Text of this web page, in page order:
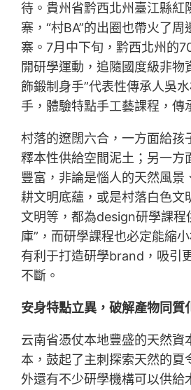
待。貴州省黔西北州臺江縣紅
寨，“村BA”的出圈也帶火了周
寨。7月中下旬，黔西北州的
開研學運動，追隨國度級非物
飾鍛制身手”代表性傳承人吳
手，體驗特點手工藝課程，傳
村落的遼闊六合，一方面給孩
釋本性供給空間泥土；另一方
豐富，非論是惱人的天然風景
耕文明底蘊，或是村落白色文
文明等，都為design研學課程
庫”，而研學課程也必定能縮
有利于打造研學brand，吸引
不斷。
安身特點立異，破解產物同質
云南省憑仗本地豐盛的天然資
本，鼓起了主刺探索天然的夏
外還有不少研學機構可以供給